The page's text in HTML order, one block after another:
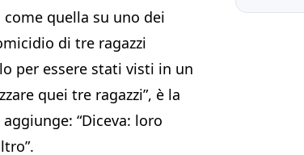
quella su uno dei
di tre ragazzi
per essere stati visti in un
quei tre ragazzi”, è la
“Diceva: loro